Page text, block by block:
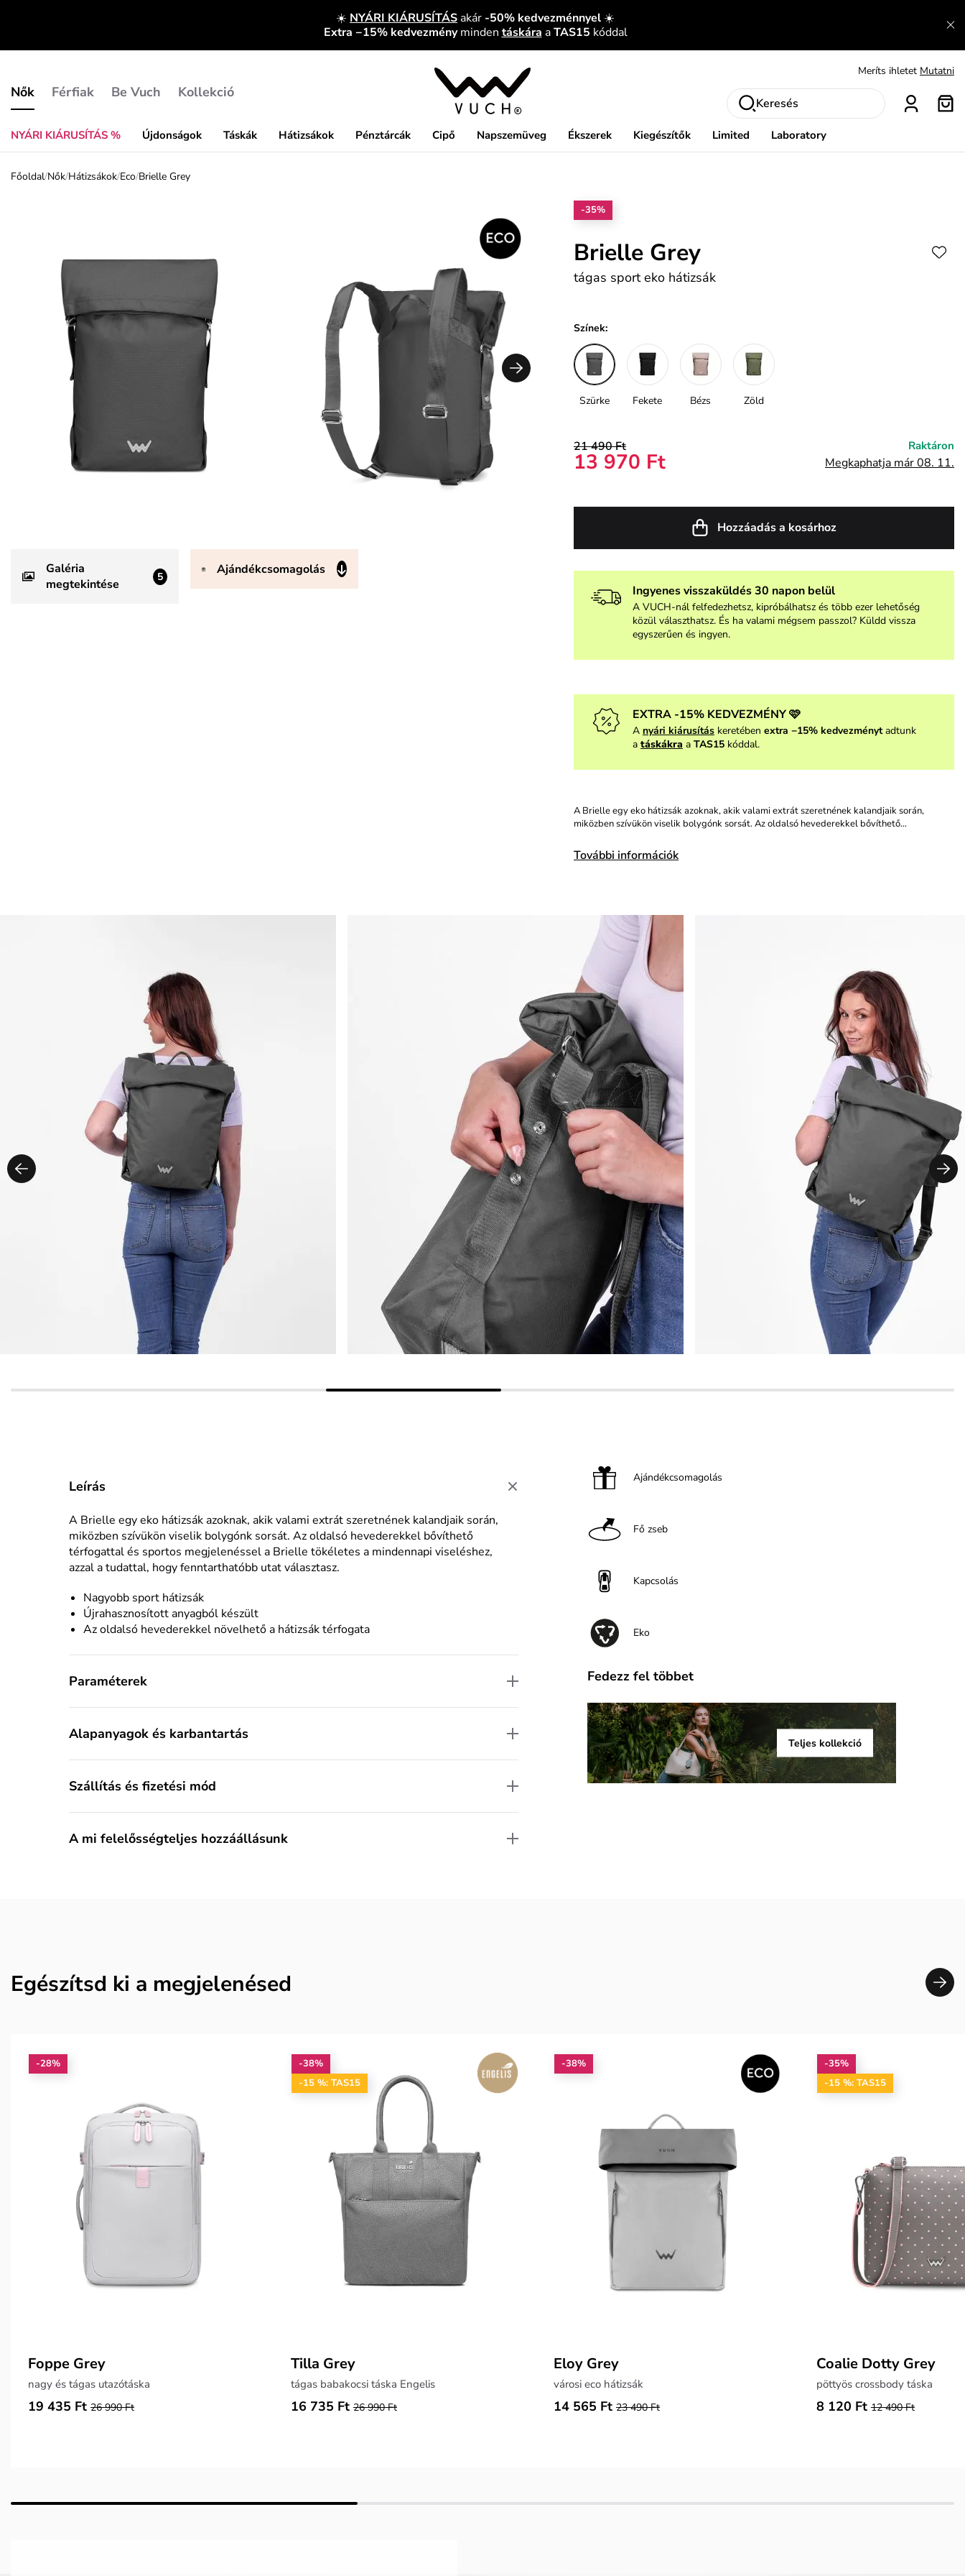
☀️ NYÁRI KIÁRUSÍTÁSakár -50% kedvezménnyel ☀️
Extra −15% kedvezményminden táskára aTAS15 kóddal
Nők
NYÁRI KIÁRUSÍTÁS % Újdonságok Táskák Hátizsákok Pénztárcák Cipő Napszemüveg Ékszerek Kiegészítők Limited Laboratory
Férfiak Be Vuch Kollekció
Ingyenes csere és visszaküldés Megtekintés
Keresés
Főoldal/Nők/Hátizsákok/Eco/Brielle Grey
Galéria
megtekintése
5 Ajándékcsomagolás
-35%
Brielle Grey
tágas sport eko hátizsák
Színek:
Szürke Fekete Bézs Zöld
21 490 Ft
13 970 Ft
Raktáron
Megkaphatja már 08. 11.
Hozzáadás a kosárhoz
Ingyenes visszaküldés 30 napon belül
A VUCH-nál felfedezhetsz, kipróbálhatsz és több ezer lehetőség
közül választhatsz. És ha valami mégsem passzol? Küldd vissza
egyszerűen és ingyen.
EXTRA -15% KEDVEZMÉNY 🩷
A nyári kiárusítás keretében extra −15% kedvezménytadtunk
a táskákra a TAS15kóddal.
A Brielle egy eko hátizsák azoknak, akik valami extrát szeretnének kalandjaik során,
miközben szívükön viselik bolygónk sorsát. Az oldalsó hevederekkel bővíthető…
További információk
Leírás
A Brielle egy eko hátizsák azoknak, akik valami extrát szeretnének kalandjaik során,
miközben szívükön viselik bolygónk sorsát. Az oldalsó hevederekkel bővíthető
térfogattal és sportos megjelenéssel a Brielle tökéletes a mindennapi viseléshez,
azzal a tudattal, hogy fenntarthatóbb utat választasz.
Nagyobb sport hátizsák
Újrahasznosított anyagból készült
Az oldalsó hevederekkel növelhető a hátizsák térfogata
Paraméterek
Alapanyagok és karbantartás
Szállítás és fizetési mód
A mi felelősségteljes hozzáállásunk
Ajándékcsomagolás
Fő zseb
Kapcsolás
Eko
Fedezz fel többet
Teljes kollekció
Egészítsd ki a megjelenésed
-28%
Foppe Grey
nagy és tágas utazótáska
19 435 Ft 26 990 Ft
-38%
-15 %: TAS15
Tilla Grey
tágas babakocsi táska Engelis
16 735 Ft 26 990 Ft
-38%
Eloy Grey
városi eco hátizsák
14 565 Ft 23 490 Ft
-35%
-15 %: TAS15
Coalie Dotty Grey
pöttyös crossbody táska
8 120 Ft 12 490 Ft